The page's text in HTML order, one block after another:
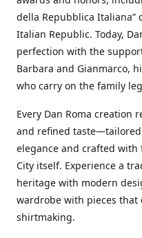
della Repubblica Italiana”
Italian Republic. Today,
perfection with the
Barbara and Gianmarco,
who carry on the family
Every Dan Roma creation
and refined
elegance and crafted with
City itself. Experience a
heritage with modern
wardrobe with pieces
shirtmaking.